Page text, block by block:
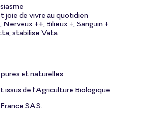
joie de vivre au quotidien
++, Bilieux +, Sanguin +
stabilise Vata
et naturelles
de l’Agriculture Biologique
SAS.